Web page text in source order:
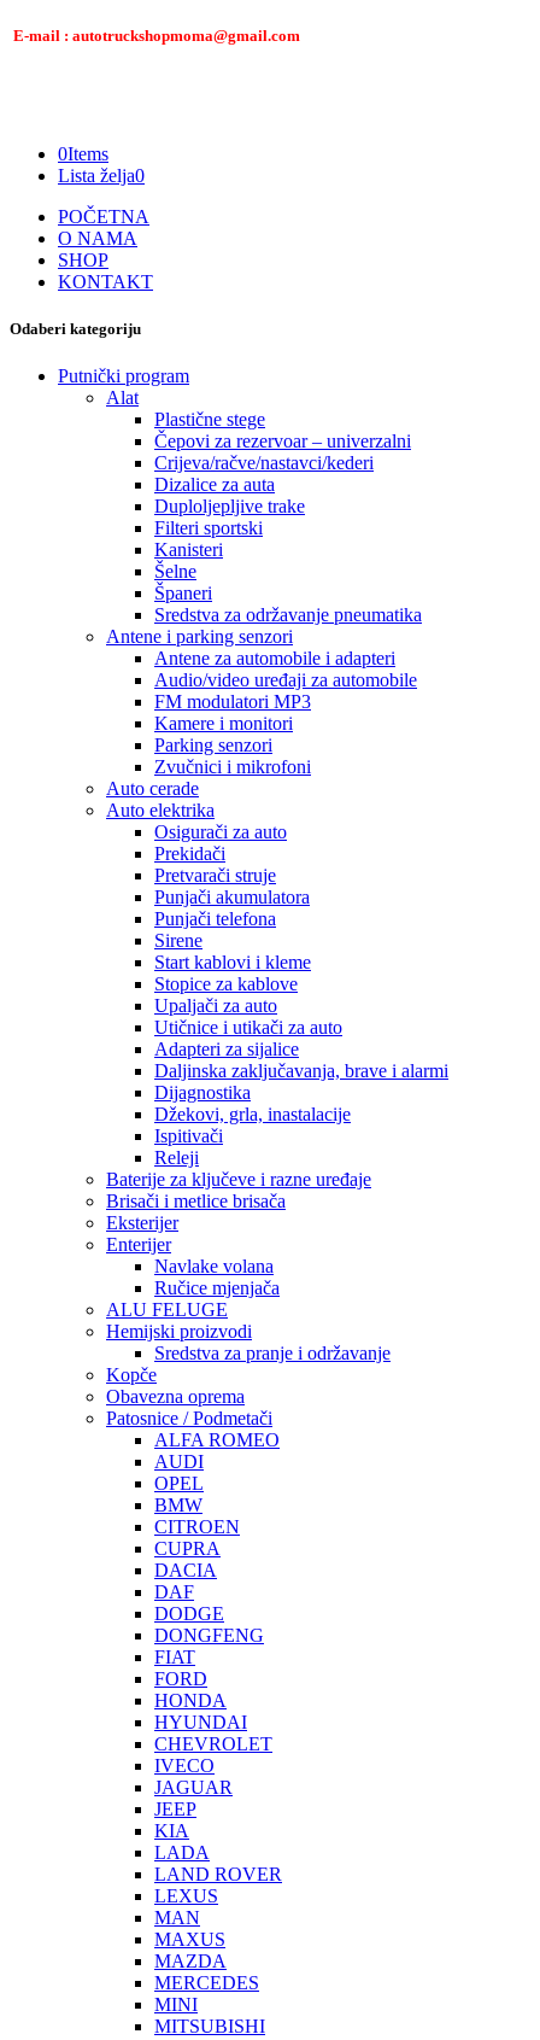
E-mail : autotruckshopmoma@gmail.com
0Items
Lista želja0
POČETNA
O NAMA
SHOP
KONTAKT
Odaberi kategoriju
Putnički program
Alat
Plastične stege
Čepovi za rezervoar – univerzalni
Crijeva/račve/nastavci/kederi
Dizalice za auta
Duploljepljive trake
Filteri sportski
Kanisteri
Šelne
Španeri
Sredstva za održavanje pneumatika
Antene i parking senzori
Antene za automobile i adapteri
Audio/video uređaji za automobile
FM modulatori MP3
Kamere i monitori
Parking senzori
Zvučnici i mikrofoni
Auto cerade
Auto elektrika
Osigurači za auto
Prekidači
Pretvarači struje
Punjači akumulatora
Punjači telefona
Sirene
Start kablovi i kleme
Stopice za kablove
Upaljači za auto
Utičnice i utikači za auto
Adapteri za sijalice
Daljinska zaključavanja, brave i alarmi
Dijagnostika
Džekovi, grla, inastalacije
Ispitivači
Releji
Baterije za ključeve i razne uređaje
Brisači i metlice brisača
Eksterijer
Enterijer
Navlake volana
Ručice mjenjača
ALU FELUGE
Hemijski proizvodi
Sredstva za pranje i održavanje
Kopče
Obavezna oprema
Patosnice / Podmetači
ALFA ROMEO
AUDI
OPEL
BMW
CITROEN
CUPRA
DACIA
DAF
DODGE
DONGFENG
FIAT
FORD
HONDA
HYUNDAI
CHEVROLET
IVECO
JAGUAR
JEEP
KIA
LADA
LAND ROVER
LEXUS
MAN
MAXUS
MAZDA
MERCEDES
MINI
MITSUBISHI